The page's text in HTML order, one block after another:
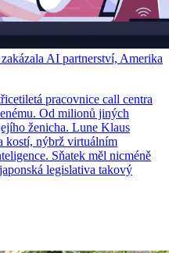
AI partnerství, Amerika
pracovnice call centra
Od milionů jiných
ženicha. Lune Klaus
kostí, nýbrž virtuálním
Sňatek měl nicméně
legislativa takový